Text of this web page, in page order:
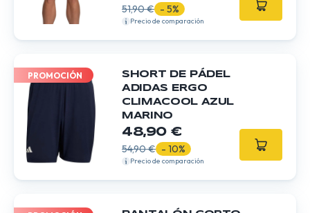
51,90 € - 5%
Precio de comparación
PROMOCIÓN
SHORT DE PÁDEL
ADIDAS ERGO
CLIMACOOL AZUL
MARINO
48,90 €
54,90 € - 10%
Precio de comparación